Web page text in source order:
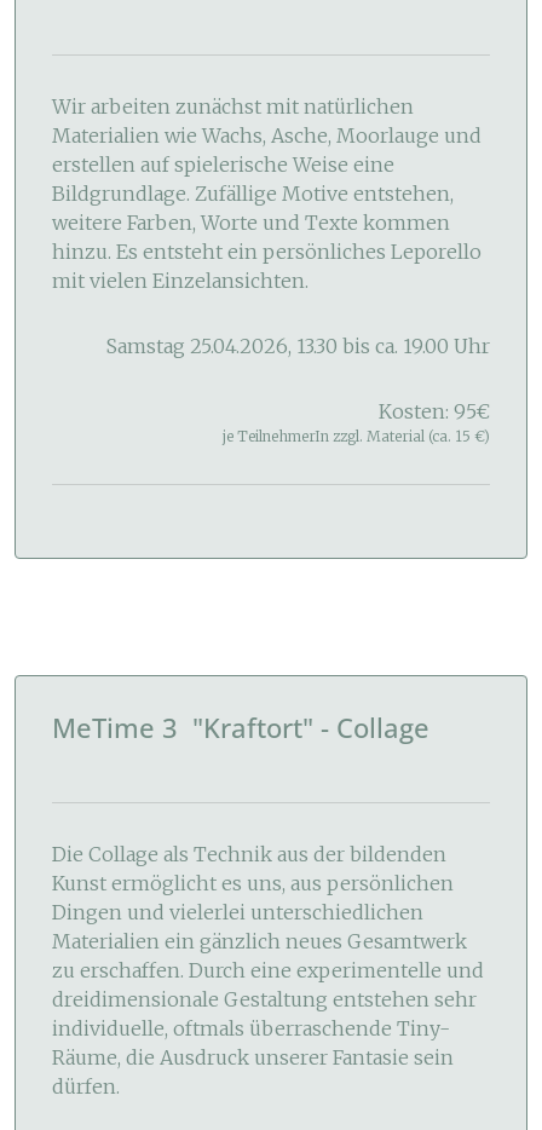
Wir arbeiten zunächst mit natürlichen
Materialien wie Wachs, Asche, Moorlauge und
erstellen auf spielerische Weise eine
Bildgrundlage. Zufällige Motive entstehen,
weitere Farben, Worte und Texte kommen
hinzu. Es entsteht ein persönliches Leporello
mit vielen Einzelansichten.
Samstag 25.04.2026, 13.30 bis ca. 19.00 Uhr
Kosten: 95€
je TeilnehmerIn zzgl. Material (ca. 15 €)
MeTime 3 "Kraftort" - Collage
Die Collage als Technik aus der bildenden
Kunst ermöglicht es uns, aus persönlichen
Dingen und vielerlei unterschiedlichen
Materialien ein gänzlich neues Gesamtwerk
zu erschaffen. Durch eine experimentelle und
dreidimensionale Gestaltung entstehen sehr
individuelle, oftmals überraschende Tiny-
Räume, die Ausdruck unserer Fantasie sein
dürfen.